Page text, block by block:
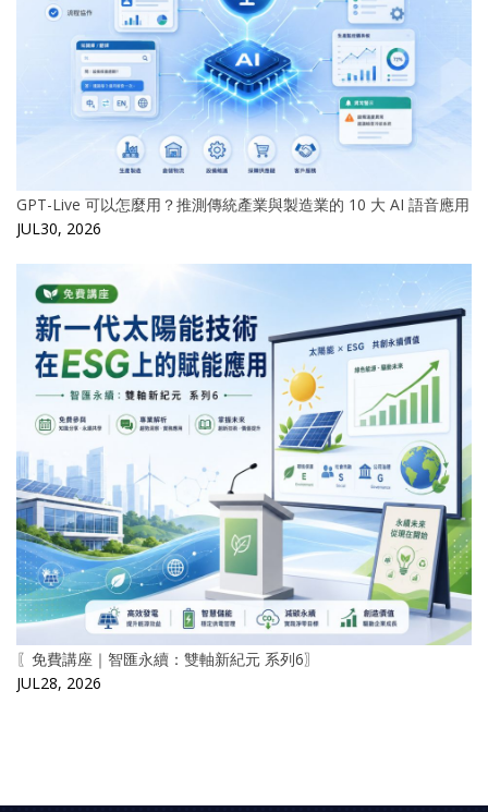
GPT-Live 可以怎麼用？推測傳統產業與製造業的 10 大 AI 語音應用
JUL30, 2026
〖免費講座｜智匯永續：雙軸新紀元 系列6〗
JUL28, 2026